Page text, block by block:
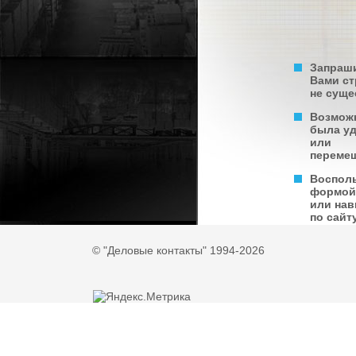
Вами
не
была
или
формой
или
по
© "Деловые контакты" 1994-2026